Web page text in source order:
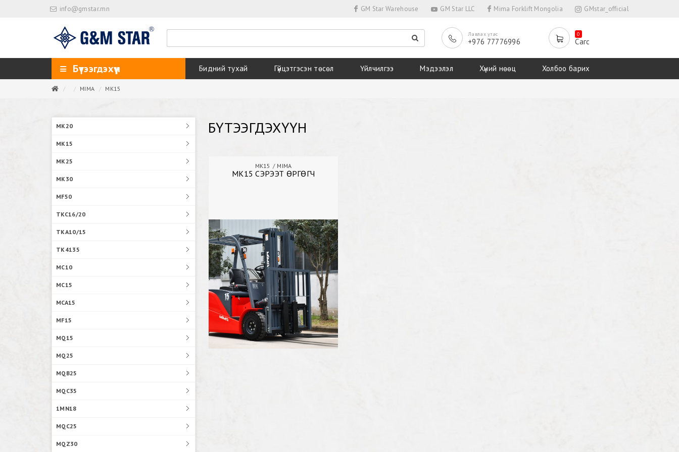
info@gmstar.mn GM Star Warehouse GM Star LLC Mima Forklift Mongolia GMstar_official
Лавлах утас
+976 77776996
0
Сагс
Бүтээгдэхүүн Бидний тухай Гүйцэтгэсэн төсөл Үйлчилгээ Мэдээлэл Хүний нөөц Холбоо барих
MIMA MK15
MK20
MK15
MK25
MK30
MF50
TKC16/20
TKA10/15
TK4135
MC10
MC15
MCA15
MF15
MQ15
MQ25
MQB25
MQC35
1MN18
MQC25
MQZ30
БҮТЭЭГДЭХҮҮН
MK15 MIMA
MK15 СЭРЭЭТ ӨРГӨГЧ